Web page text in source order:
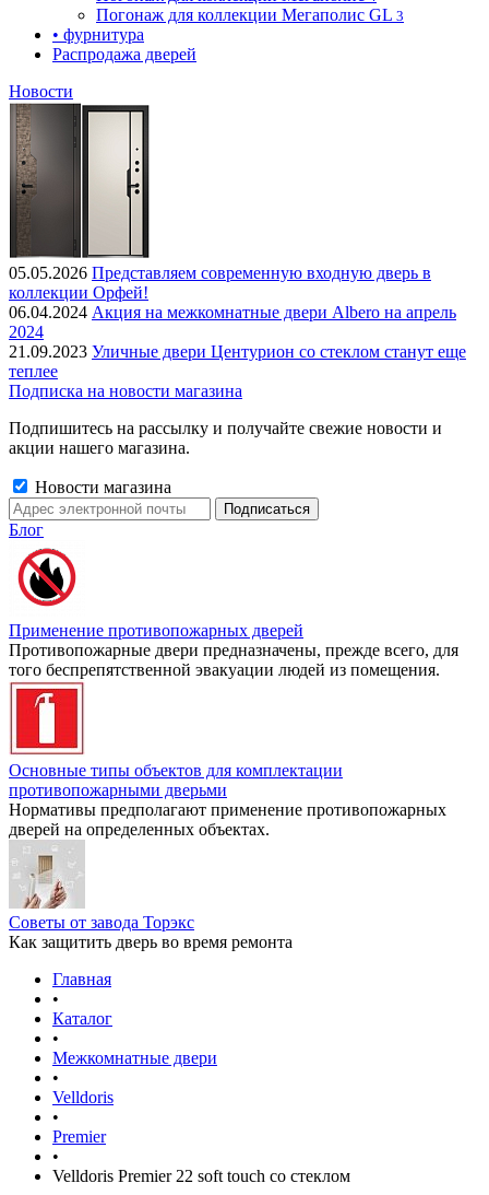
Погонаж для коллекции Мегаполис GL 3
• фурнитура
Распродажа дверей
Новости
05.05.2026 Представляем современную входную дверь в
коллекции Орфей!
06.04.2024 Акция на межкомнатные двери Albero на апрель
2024
21.09.2023 Уличные двери Центурион со стеклом станут еще
теплее
Подписка на новости магазина
Подпишитесь на рассылку и получайте свежие новости и
акции нашего магазина.
Новости магазина
Блог
Применение противопожарных дверей
Противопожарные двери предназначены, прежде всего, для
того беспрепятственной эвакуации людей из помещения.
Основные типы объектов для комплектации
противопожарными дверьми
Нормативы предполагают применение противопожарных
дверей на определенных объектах.
Советы от завода Торэкс
Как защитить дверь во время ремонта
Главная
•
Каталог
•
Межкомнатные двери
•
Velldoris
•
Premier
•
Velldoris Premier 22 soft touch со стеклом